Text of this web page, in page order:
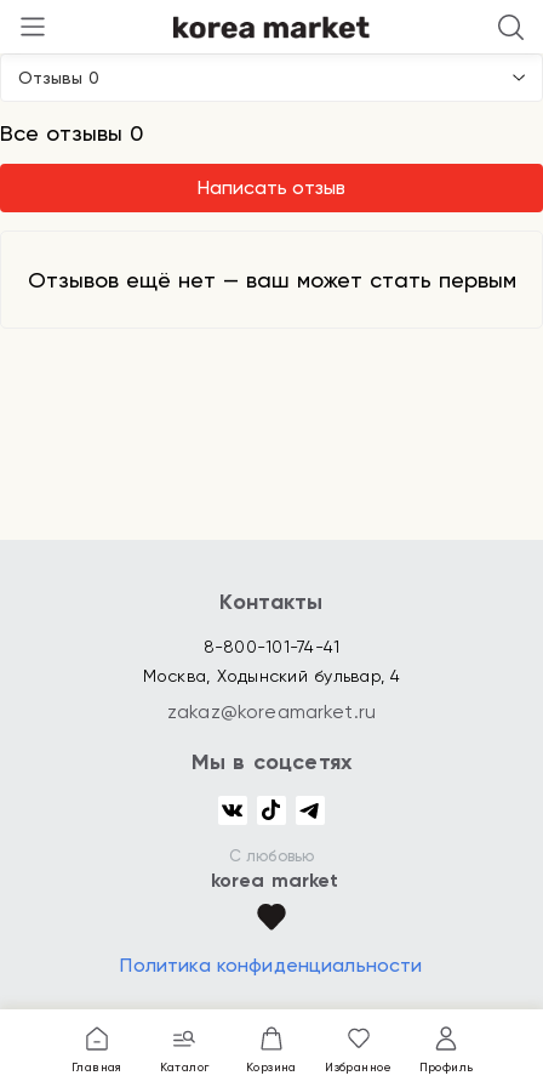
Главная Каталог Корзина Избранное Профиль
Be The Skin
Отзывы 0
Все отзывы 0
Написать отзыв
Отзывов ещё нет — ваш может стать первым
Контакты
8-800-101-74-41
Москва, Ходынский бульвар, 4
zakaz@koreamarket.ru
Мы в соцсетях
С любовью
korea market
Политика конфиденциальности